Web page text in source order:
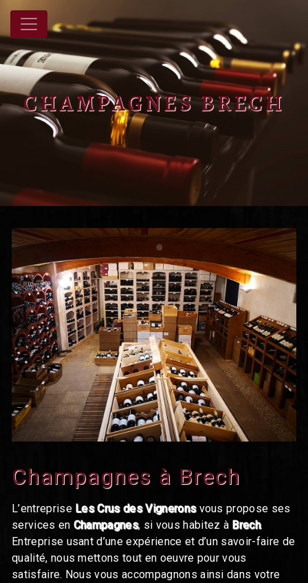
Panneau de gestion des cookies
CHAMPAGNES BRECH
Champagnes à Brech
L’entreprise Les Crus des Vigneronsvous propose ses
services en Champagnes, si vous habitez à Brech.
Entreprise usant d’une expérience et d’un savoir-faire de
qualité, nous mettons tout en oeuvre pour vous
satisfaire. Nous vous accompagnons ainsi dans votre